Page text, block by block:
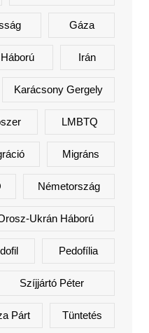
Gáza
Háború Irán
Karácsony Gergely
LMBTQ
Migráns
Németország
Ukrán Háború
Pedofília
Szíjjártó Péter
Párt Tüntetés